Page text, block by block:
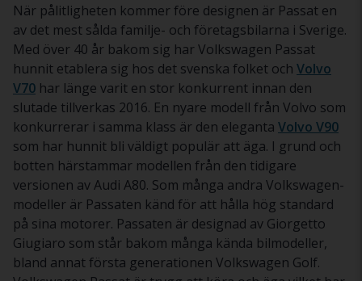
När pålitligheten kommer före designen är Passat en
av det mest sålda familje- och företagsbilarna i Sverige.
Med över 40 år bakom sig har Volkswagen Passat
hunnit etablera sig hos det svenska folket och Volvo
V70 har länge varit en stor konkurrent innan den
slutade tillverkas 2016. En nyare modell från Volvo som
konkurrerar i samma klass är den eleganta Volvo V90
som har hunnit bli väldigt populär att äga. I grund och
botten härstammar modellen från den tidigare
versionen av Audi A80. Som många andra Volkswagen-
modeller är Passaten känd för att hålla hög standard
på sina motorer. Passaten är designad av Giorgetto
Giugiaro som står bakom många kända bilmodeller,
bland annat första generationen Volkswagen Golf.